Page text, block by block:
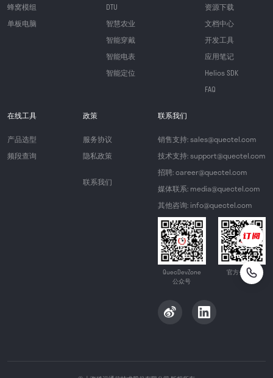
蜂窝模组
单板电脑
DTU
智慧农业
智能穿戴
智能电表
智能定位
资源下载
文档中心
开发工具
应用笔记
Helios SDK
FAQ
在线工具
产品选型
频段查询
政策
服务协议
隐私政策
联系我们
联系我们
销售支持: sales@quectel.com
技术支持: support@quectel.com
招聘: career@quectel.com
媒体联系: media@quectel.com
其他咨询: info@quectel.com
QuecDevZone
公众号
官方公众号